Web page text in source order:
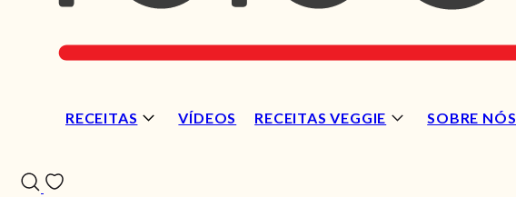
RECEITAS VÍDEOS RECEITAS VEGGIE SOBRE NÓS